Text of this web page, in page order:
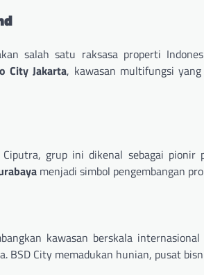
salah satu raksasa properti
City Jakarta, kawasan multifungsi
grup ini dikenal sebagai pionir
menjadi simbol pengembangan
kawasan berskala
BSD City memadukan hunian, pusat